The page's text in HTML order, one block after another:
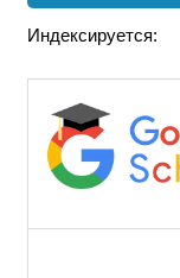
Индексируется: